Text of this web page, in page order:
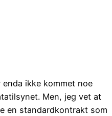
ikke kommet noe
Men, jeg vet at
en standardkontrakt som